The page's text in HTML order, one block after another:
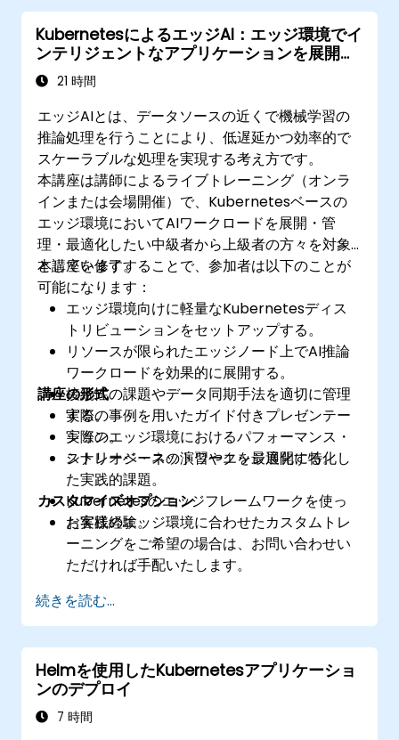
KubernetesによるエッジAI：エッジ環境でイ
ンテリジェントなアプリケーションを展開す
る 21 時間
エッジAIとは、データソースの近くで機械学習の
推論処理を行うことにより、低遅延かつ効率的で
スケーラブルな処理を実現する考え方です。
本講座は講師によるライブトレーニング（オンラ
インまたは会場開催）で、Kubernetesベースの
エッジ環境においてAIワークロードを展開・管
理・最適化したい中級者から上級者の方々を対象
としています。
本講座を修了することで、参加者は以下のことが
可能になります：
エッジ環境向けに軽量なKubernetesディス
トリビューションをセットアップする。
リソースが限られたエッジノード上でAI推論
ワークロードを効果的に展開する。
接続性の課題やデータ同期手法を適切に管理
する。
実際のエッジ環境におけるパフォーマンス・
ストレージ・ネットワークを最適化する。
講座の形式
実際の事例を用いたガイド付きプレゼンテー
ション。
シナリオベースの演習やエッジ展開に特化し
た実践的課題。
Kubernetesのエッジフレームワークを使っ
た実践経験。
カスタマイズオプション
お客様のエッジ環境に合わせたカスタムトレ
ーニングをご希望の場合は、お問い合わせい
ただければ手配いたします。
続きを読む...
Helmを使用したKubernetesアプリケーショ
ンのデプロイ
7 時間